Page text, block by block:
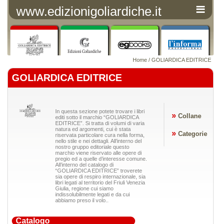
www.edizionigoliardiche.it
Home / GOLIARDICA EDITRICE
GOLIARDICA EDITRICE
In questa sezione potete trovare i libri
editi sotto il marchio “GOLIARDICA
EDITRICE”. Si tratta di volumi di varia
natura ed argomenti, cui è stata
riservata particolare cura nella forma,
nello stile e nei dettagli. All’interno del
nostro gruppo editoriale questo
marchio viene riservato alle opere di
pregio ed a quelle d’interesse comune.
All’interno del catalogo di
“GOLIARDICA EDITRICE” troverete
sia opere di respiro internazionale, sia
libri legati al territorio del Friuli Venezia
Giulia, regione cui siamo
indissolubilmente legati e da cui
abbiamo preso il volo..
»Collane
»Categorie
Catalogo